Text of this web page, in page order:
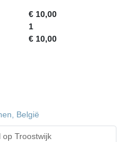
€ 10,00
1
€ 10,00
België
op Troostwijk